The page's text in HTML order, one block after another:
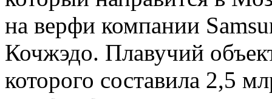
на верфи компании
Кочжэдо. Плавучий
которого составила 2,5